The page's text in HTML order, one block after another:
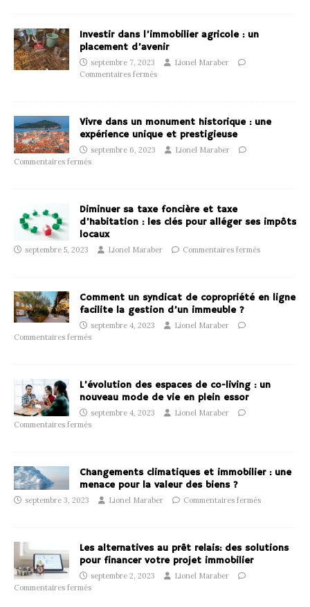
Investir dans l’immobilier agricole : un
placement d’avenir
septembre 7, 2023
Lionel Maraber
Commentaires fermés
Vivre dans un monument historique : une
expérience unique et prestigieuse
septembre 6, 2023
Lionel Maraber
Commentaires fermés
Diminuer sa taxe foncière et taxe
d’habitation : les clés pour alléger ses impôts
locaux
septembre 5, 2023 Lionel Maraber Commentaires fermés
Comment un syndicat de copropriété en ligne
facilite la gestion d’un immeuble ?
septembre 4, 2023
Lionel Maraber
Commentaires fermés
L’évolution des espaces de co-living : un
nouveau mode de vie en plein essor
septembre 4, 2023
Lionel Maraber
Commentaires fermés
Changements climatiques et immobilier : une
menace pour la valeur des biens ?
septembre 3, 2023 Lionel Maraber Commentaires fermés
Les alternatives au prêt relais: des solutions
pour financer votre projet immobilier
septembre 2, 2023
Lionel Maraber
Commentaires fermés